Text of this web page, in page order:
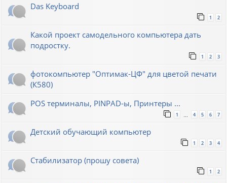
Das Keyboard
1 2
Какой проект самодельного компьютера дать
подростку.
1 2 3
фотокомпьютер "Оптимак-ЦФ" для цветой печати
(К580)
POS терминалы, PINPAD-ы, Принтеры ...
1 4 5 6 7
Детский обучающий компьютер
1 2 3 4
Стабилизатор (прошу совета)
1 2